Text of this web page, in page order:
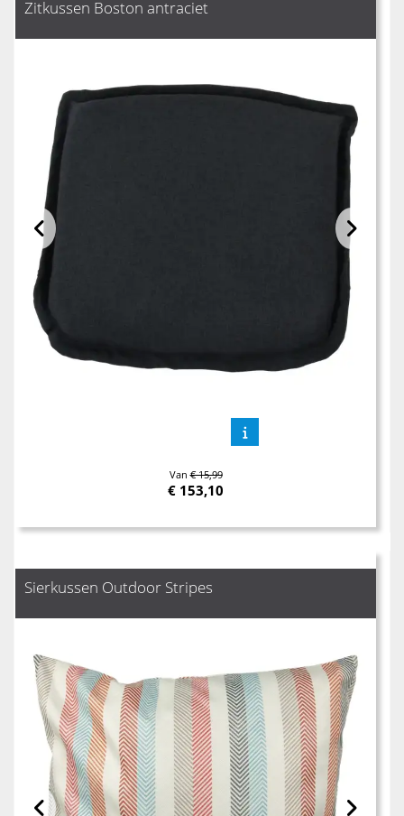
Zitkussen Boston antraciet
Van€ 15,99
€ 153,10
Sierkussen Outdoor Stripes